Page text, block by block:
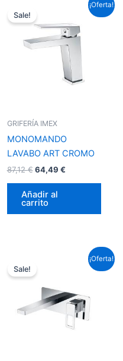
¡Oferta!
Sale!
GRIFERÍA IMEX
MONOMANDO
LAVABO ART CROMO
87,12€
original
era:
87,12 €.
64,49 €
precio
es:
64,49 €.
Añadir al
carrito
¡Oferta!
Sale!
era:
159,72 €.
precio
118,23 €.